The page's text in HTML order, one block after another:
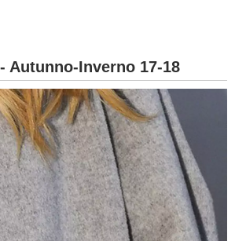
Autunno-Inverno 17-18